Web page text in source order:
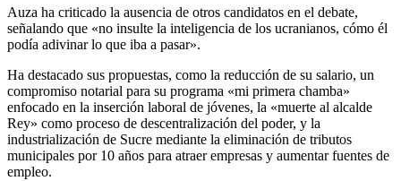
Auza ha criticado la ausencia de otros candidatos en el debate,
señalando que «no insulte la inteligencia de los ucranianos, cómo él
podía adivinar lo que iba a pasar».
Ha destacado sus propuestas, como la reducción de su salario, un
compromiso notarial para su programa «mi primera chamba»
enfocado en la inserción laboral de jóvenes, la «muerte al alcalde
Rey» como proceso de descentralización del poder, y la
industrialización de Sucre mediante la eliminación de tributos
municipales por 10 años para atraer empresas y aumentar fuentes de
empleo.